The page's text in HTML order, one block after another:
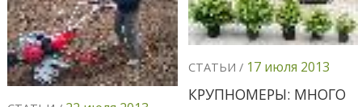
СТАТЬИ / 17 июля 2013
КРУПНОМЕРЫ: МНОГО